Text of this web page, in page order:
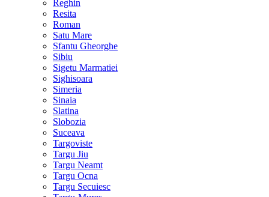
Reghin
Resita
Roman
Satu Mare
Sfantu Gheorghe
Sibiu
Sigetu Marmatiei
Sighisoara
Simeria
Sinaia
Slatina
Slobozia
Suceava
Targoviste
Targu Jiu
Targu Neamt
Targu Ocna
Targu Secuiesc